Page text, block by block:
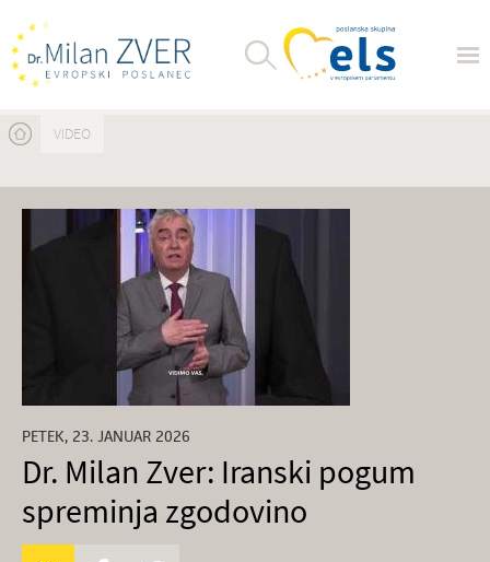
Nahajate se tukaj
VIDEO
PETEK, 23. JANUAR 2026
Dr. Milan Zver: Iranski pogum
spreminja zgodovino